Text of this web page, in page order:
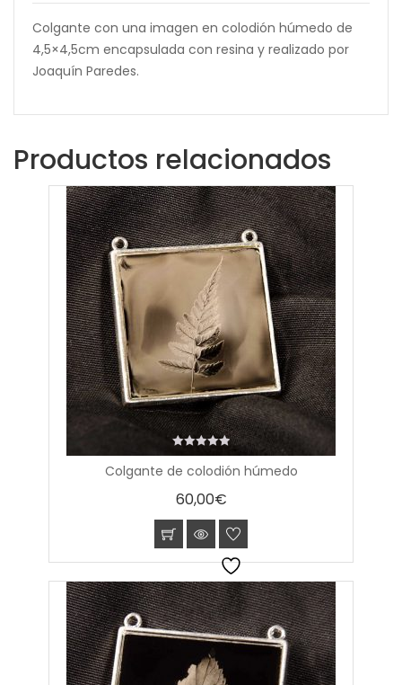
Colgante con una imagen en colodión húmedo de
4,5×4,5cm encapsulada con resina y realizado por
Joaquín Paredes.
Productos relacionados
Colgante de colodión húmedo
0
out
560,00€